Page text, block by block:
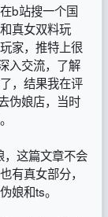
b站搜一个国
真女双料玩
家，推特上很
入交流，了解
，结果我在评
伪娘店，当时
，这篇文章不会
有真女部分，
娘和ts。